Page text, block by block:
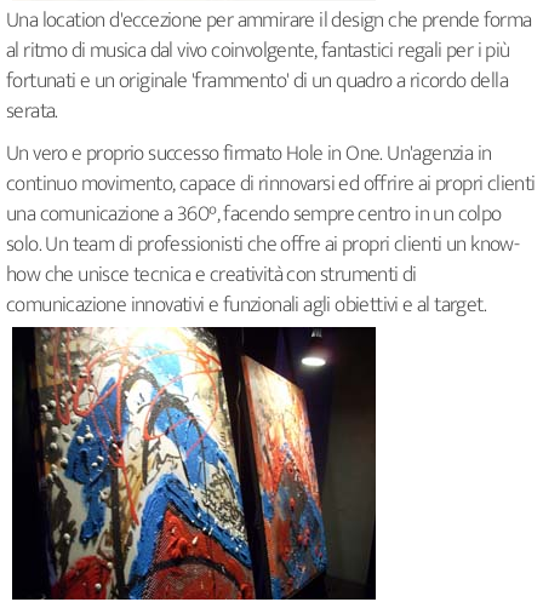
Una location d'eccezione per ammirare il design che prende forma
al ritmo di musica dal vivo coinvolgente, fantastici regali per i più
fortunati e un originale 'frammento' di un quadro a ricordo della
serata.
Un vero e proprio successo firmato Hole in One. Un'agenzia in
continuo movimento, capace di rinnovarsi ed offrire ai propri clienti
una comunicazione a 360°, facendo sempre centro in un colpo
solo. Un team di professionisti che offre ai propri clienti un know-
how che unisce tecnica e creatività con strumenti di
comunicazione innovativi e funzionali agli obiettivi e al target.